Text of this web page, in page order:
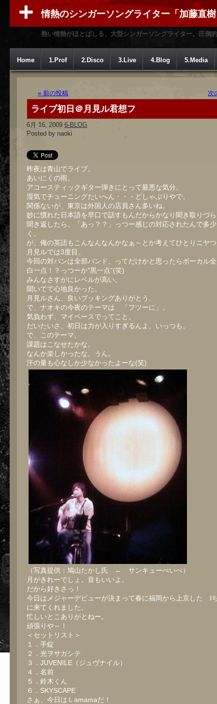
情熱のシンガーソングライター「加藤直
熱い情熱がほとばしる、大型シンガーソングライター。圧倒
Home 1.Prof 2.Disco 3.Live 4.Blog 5.Media
« 前の投稿 次
ライブ初日＠月見ル君想フ
6月 16, 2009 6-BLOG
Posted by naoki
昨夜は青山でライブ。
あいにくの雨。
アコースティックギター弾きにとって最悪な気分。
湿気でチューニングたいへん・・・どしゃぶりやで。
関係ないが、東京は外国人の店員さん多いね。
妙に慣れた日本語を早口で話すもんだからかなり聞き取りづ
聞き返したら、「あっ？？」っつー感じの対応されたんで多
く。
が、俺の英語もこんなんなんかなぁ～とか考えてひとりニヤ
月見ルでは3度目。
今回の対バンは全部バンド。ってだけかと思ったらボーカル
白一点！？っつーか”黒一点”(笑)
みんなさすがにレベルが高い。
聞いてて心地良かった。
月見ルさん、良いブッキングありがとう。
で、ナオキの今夜のテーマは 「フツーに」。
気負わず、マイペースでってこと。
だいたいさ、初日は力が入りすぎるんよ。いっつも。
で、このテーマ。
課題はこなせたかな。
なんか楽しかったな。うん。
汗の量も心なしか少なかったよーな(笑)
（写真提供：鳩山たかし氏 ← サンキューべいべ）
月がきれーでしょ。音もいいよ。
だから好きさっ！
今日はメジャーデビューが決まって春に福岡から上京した I
に来てくれました。
忙しいとこありがとねー。
頑張りや～！
＜セットリスト＞
１．手錠
２．光ヲサガシテ
３．JUVENILE（ジュヴナイル）
４．名前
５．鈴木くん
６．SKYSCAPE
さぁ、今日はＬamamaだ！